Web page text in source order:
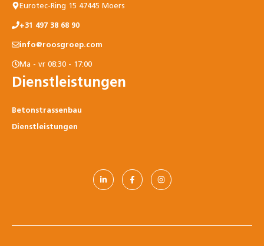
Eurotec-Ring 15 47445 Moers
+31 497 38 68 90
info@roosgroep.com
Ma - vr 08:30 - 17:00
Dienstleistungen
Betonstrassenbau
Dienstleistungen